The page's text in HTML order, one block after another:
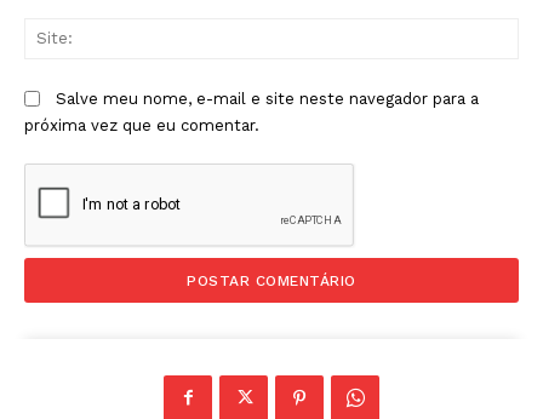
Salve meu nome, e-mail e site neste navegador para a
próxima vez que eu comentar.